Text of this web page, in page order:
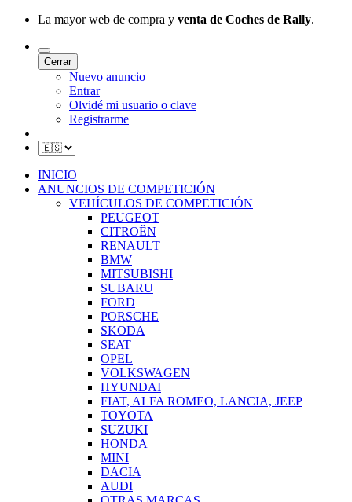
La mayor web de compra y venta de Coches de Rally.
Cerrar
Nuevo anuncio
Entrar
Olvidé mi usuario o clave
Registrarme
INICIO
ANUNCIOS DE COMPETICIÓN
VEHÍCULOS DE COMPETICIÓN
PEUGEOT
CITROËN
RENAULT
BMW
MITSUBISHI
SUBARU
FORD
PORSCHE
SKODA
SEAT
OPEL
VOLKSWAGEN
HYUNDAI
FIAT, ALFA ROMEO, LANCIA, JEEP
TOYOTA
SUZUKI
HONDA
MINI
DACIA
AUDI